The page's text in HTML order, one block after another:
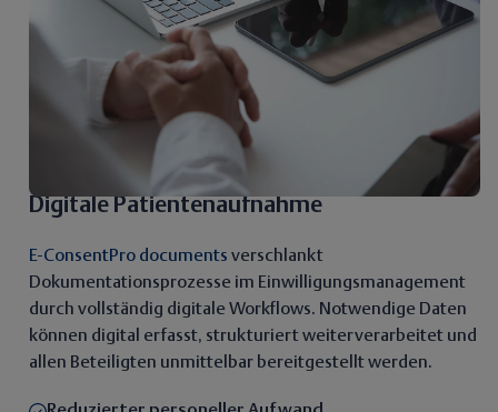
Digitale Patientenaufnahme
E-ConsentPro documents verschlankt
Dokumentationsprozesse im Einwilligungsmanagement
durch vollständig digitale Workflows. Notwendige Daten
können digital erfasst, strukturiert weiterverarbeitet und
allen Beteiligten unmittelbar bereitgestellt werden.